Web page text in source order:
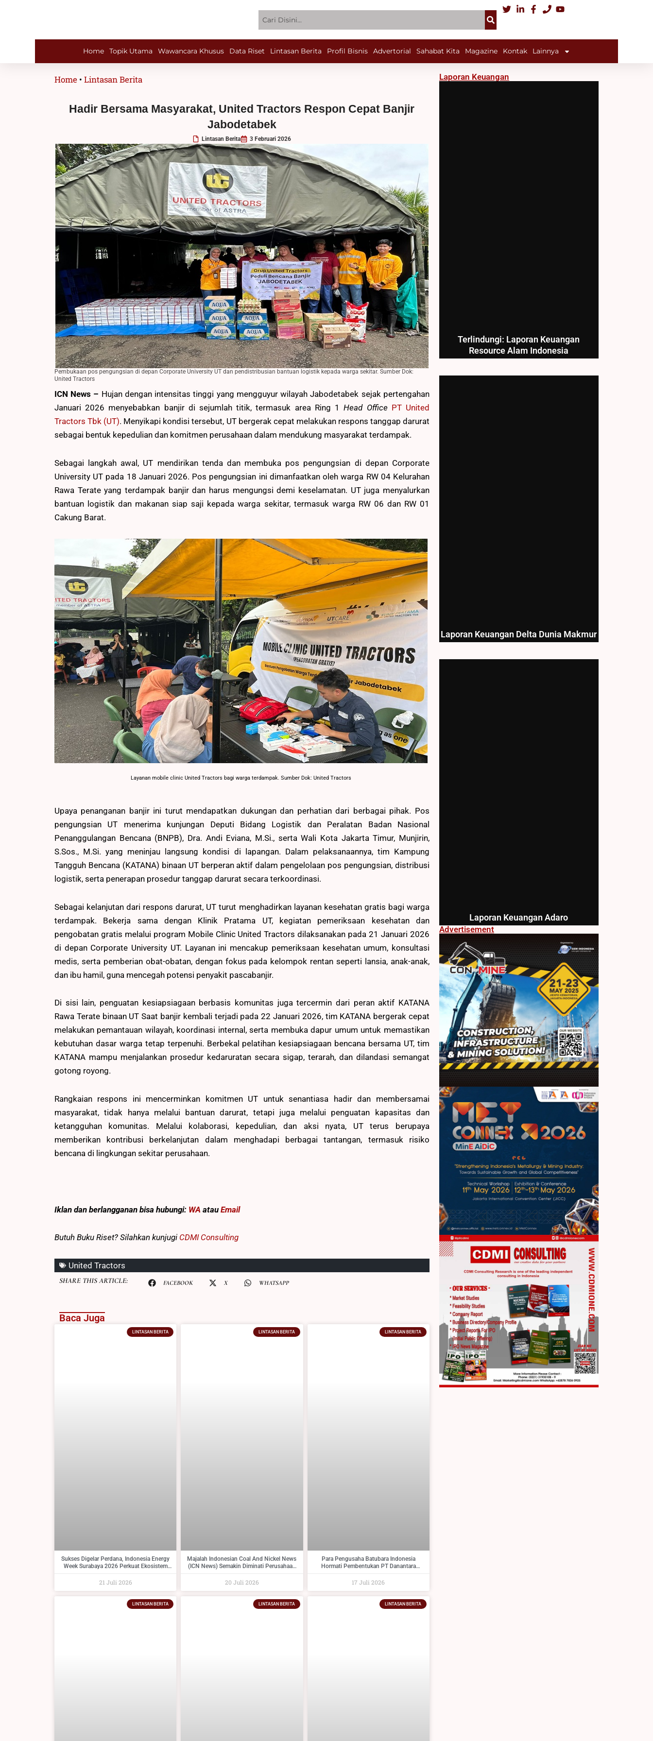
Home Topik Utama Wawancara Khusus Data Riset Lintasan Berita Profil Bisnis Advertorial Sahabat Kita Magazine Kontak Lainnya
Home • Lintasan Berita
Hadir Bersama Masyarakat, United Tractors Respon Cepat Banjir
Jabodetabek
Lintasan Berita 3 Februari 2026
Pembukaan pos pengungsian di depan Corporate University UT dan pendistribusian bantuan logistik kepada warga sekitar. Sumber Dok:
United Tractors
ICN News – Hujan dengan intensitas tinggi yang mengguyur wilayah Jabodetabek sejak pertengahan
Januari 2026 menyebabkan banjir di sejumlah titik, termasuk area Ring 1Head Office PT United
Tractors Tbk (UT). Menyikapi kondisi tersebut, UT bergerak cepat melakukan respons tanggap darurat
sebagai bentuk kepedulian dan komitmen perusahaan dalam mendukung masyarakat terdampak.
Sebagai langkah awal, UT mendirikan tenda dan membuka pos pengungsian di depan Corporate
University UT pada 18 Januari 2026. Pos pengungsian ini dimanfaatkan oleh warga RW 04 Kelurahan
Rawa Terate yang terdampak banjir dan harus mengungsi demi keselamatan. UT juga menyalurkan
bantuan logistik dan makanan siap saji kepada warga sekitar, termasuk warga RW 06 dan RW 01
Cakung Barat.
Layanan mobile clinic United Tractors bagi warga terdampak. Sumber Dok: United Tractors
Upaya penanganan banjir ini turut mendapatkan dukungan dan perhatian dari berbagai pihak. Pos
pengungsian UT menerima kunjungan Deputi Bidang Logistik dan Peralatan Badan Nasional
Penanggulangan Bencana (BNPB), Dra. Andi Eviana, M.Si., serta Wali Kota Jakarta Timur, Munjirin,
S.Sos., M.Si. yang meninjau langsung kondisi di lapangan. Dalam pelaksanaannya, tim Kampung
Tangguh Bencana (KATANA) binaan UT berperan aktif dalam pengelolaan pos pengungsian, distribusi
logistik, serta penerapan prosedur tanggap darurat secara terkoordinasi.
Sebagai kelanjutan dari respons darurat, UT turut menghadirkan layanan kesehatan gratis bagi warga
terdampak. Bekerja sama dengan Klinik Pratama UT, kegiatan pemeriksaan kesehatan dan
pengobatan gratis melalui program Mobile Clinic United Tractors dilaksanakan pada 21 Januari 2026
di depan Corporate University UT. Layanan ini mencakup pemeriksaan kesehatan umum, konsultasi
medis, serta pemberian obat-obatan, dengan fokus pada kelompok rentan seperti lansia, anak-anak,
dan ibu hamil, guna mencegah potensi penyakit pascabanjir.
Di sisi lain, penguatan kesiapsiagaan berbasis komunitas juga tercermin dari peran aktif KATANA
Rawa Terate binaan UT Saat banjir kembali terjadi pada 22 Januari 2026, tim KATANA bergerak cepat
melakukan pemantauan wilayah, koordinasi internal, serta membuka dapur umum untuk memastikan
kebutuhan dasar warga tetap terpenuhi. Berbekal pelatihan kesiapsiagaan bencana bersama UT, tim
KATANA mampu menjalankan prosedur kedaruratan secara sigap, terarah, dan dilandasi semangat
gotong royong.
Rangkaian respons ini mencerminkan komitmen UT untuk senantiasa hadir dan membersamai
masyarakat, tidak hanya melalui bantuan darurat, tetapi juga melalui penguatan kapasitas dan
ketangguhan komunitas. Melalui kolaborasi, kepedulian, dan aksi nyata, UT terus berupaya
memberikan kontribusi berkelanjutan dalam menghadapi berbagai tantangan, termasuk risiko
bencana di lingkungan sekitar perusahaan.
Iklan dan berlangganan bisa hubungi: WA atau Email
Butuh Buku Riset? Silahkan kunjugi CDMI Consulting
United Tractors
SHARE THIS ARTICLE: FACEBOOK X WHATSAPP
Baca Juga
LINTASAN BERITA
Sukses Digelar Perdana, Indonesia Energy
Week Surabaya 2026 Perkuat Ekosistem
pada 2027
21 Juli 2026
LINTASAN BERITA
Majalah Indonesian Coal And Nickel News
(ICN News) Semakin Diminati Perusahaan
20 Juli 2026
LINTASAN BERITA
Para Pengusaha Batubara Indonesia
Hormati Pembentukan PT Danantara
Kepada Pemerintah
17 Juli 2026
LINTASAN BERITA LINTASAN BERITA LINTASAN BERITA
Laporan Keuangan
Terlindungi: Laporan Keuangan
Resource Alam Indonesia
Laporan Keuangan Delta Dunia Makmur
Laporan Keuangan Adaro
Advertisement